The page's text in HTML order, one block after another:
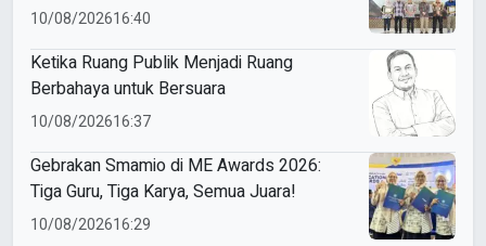
10/08/202616:40
Ketika Ruang Publik Menjadi Ruang
Berbahaya untuk Bersuara
10/08/202616:37
Gebrakan Smamio di ME Awards 2026:
Tiga Guru, Tiga Karya, Semua Juara!
10/08/202616:29